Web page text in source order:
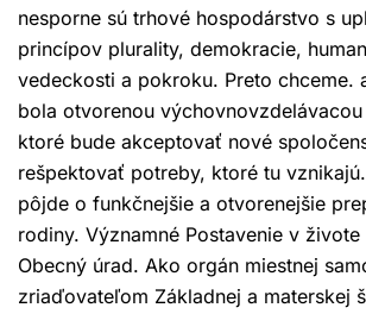
nesporne sú trhové hospodárstvo s
princípov plurality, demokracie,
vedeckosti a pokroku. Preto chceme.
bola otvorenou
ktoré bude akceptovať nové
rešpektovať potreby, ktoré tu
pôjde o funkčnejšie a otvorenejšie
rodiny. Významné Postavenie v
Obecný úrad. Ako orgán miestnej
zriaďovateľom Základnej a materskej